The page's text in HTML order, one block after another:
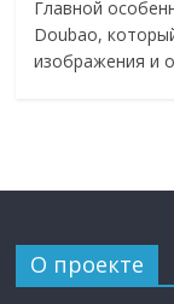
Главной
Doubao,
изображения и
О проекте